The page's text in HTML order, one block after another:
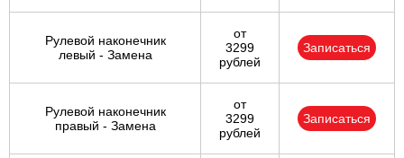
Рулевой наконечник
левый - Замена
от
3299
рублей
Записаться
Рулевой наконечник
правый - Замена
от
3299
рублей
Записаться